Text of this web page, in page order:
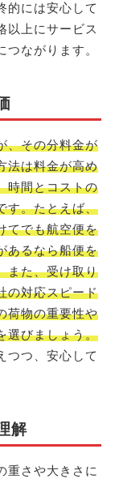
的には安心して
以上にサービス
ながります。
、その分料金が
法は料金が高め
時間とコストの
す。たとえば、
てでも航空便を
あるなら船便を
また、受け取り
の対応スピード
荷物の重要性や
選びましょう。
つつ、安心して
解
重さや大きさに